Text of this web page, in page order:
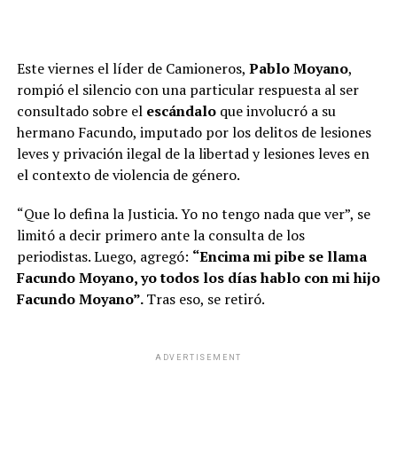
Este viernes el líder de Camioneros, Pablo Moyano,
rompió el silencio con una particular respuesta al ser
consultado sobre el escándalo que involucró a su
hermano Facundo, imputado por los delitos de lesiones
leves y privación ilegal de la libertad y lesiones leves en
el contexto de violencia de género.
“Que lo defina la Justicia. Yo no tengo nada que ver”, se
limitó a decir primero ante la consulta de los
periodistas. Luego, agregó: “Encima mi pibe se llama
Facundo Moyano, yo todos los días hablo con mi hijo
Facundo Moyano”.Tras eso, se retiró.
ADVERTISEMENT